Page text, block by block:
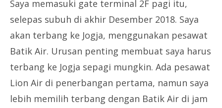
Saya memasuki gate terminal 2F pagi itu,
selepas subuh di akhir Desember 2018. Saya
akan terbang ke Jogja, menggunakan pesawat
Batik Air. Urusan penting membuat saya harus
terbang ke Jogja sepagi mungkin. Ada pesawat
Lion Air di penerbangan pertama, namun saya
lebih memilih terbang dengan Batik Air di jam